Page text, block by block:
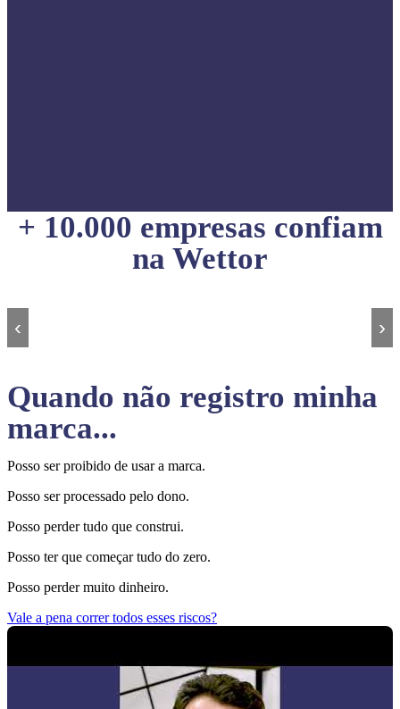
+ 10.000 empresas confiam
na Wettor
‹ ›
Quando não registro minha
marca...
Posso ser proibido de usar a marca.
Posso ser processado pelo dono.
Posso perder tudo que construi.
Posso ter que começar tudo do zero.
Posso perder muito dinheiro.
Vale a pena correr todos esses riscos?